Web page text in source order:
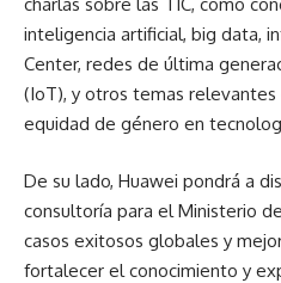
charlas sobre las TIC, como
inteligencia artificial, big data,
Center, redes de última
(IoT), y otros temas relevantes
equidad de género en
De su lado, Huawei pondrá a
consultoría para el Ministerio
casos exitosos globales y
fortalecer el conocimiento y